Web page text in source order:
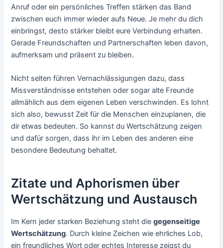
Anruf oder ein persönliches Treffen stärken das Band
zwischen euch immer wieder aufs Neue. Je mehr du dich
einbringst, desto stärker bleibt eure Verbindung erhalten.
Gerade Freundschaften und Partnerschaften leben davon,
aufmerksam und präsent zu bleiben.
Nicht selten führen Vernachlässigungen dazu, dass
Missverständnisse entstehen oder sogar alte Freunde
allmählich aus dem eigenen Leben verschwinden. Es lohnt
sich also, bewusst Zeit für die Menschen einzuplanen, die
dir etwas bedeuten. So kannst du Wertschätzung zeigen
und dafür sorgen, dass ihr im Leben des anderen eine
besondere Bedeutung behaltet.
Zitate und Aphorismen über
Wertschätzung und Austausch
Im Kern jeder starken Beziehung steht diegegenseitige
Wertschätzung. Durch kleine Zeichen wie ehrliches Lob,
ein freundliches Wort oder echtes Interesse zeigst du